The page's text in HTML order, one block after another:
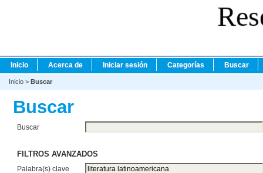
Inicio Acerca de Iniciar sesión Categorías Buscar
Inicio > Buscar
Buscar
Buscar
FILTROS AVANZADOS
Palabra(s) clave